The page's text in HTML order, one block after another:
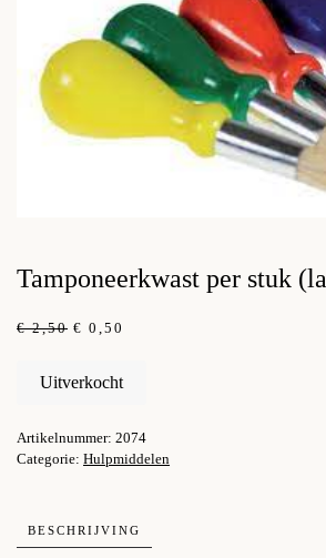
Tamponeerkwast per stuk
€2,50 OORSPRONKELIJKE
€ 2,50.
€ 0,50
€ 0,50.
Uitverkocht
Artikelnummer: 2074
Categorie: Hulpmiddelen
BESCHRIJVING